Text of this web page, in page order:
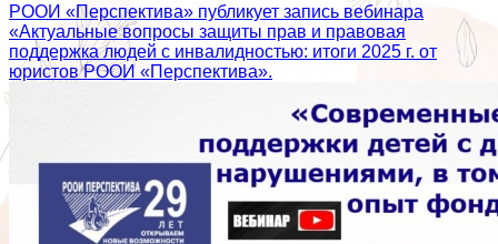
РООИ «Перспектива» публикует запись вебинара
«Актуальные вопросы защиты прав и правовая
поддержка людей с инвалидностью: итоги 2025 г. от
юристов РООИ «Перспектива».